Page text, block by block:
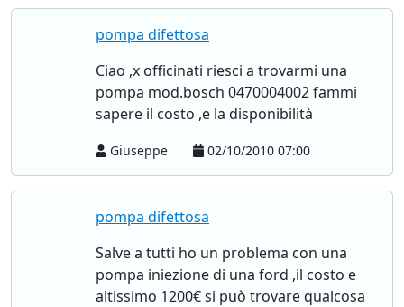
pompa difettosa
Ciao ,x officinati riesci a trovarmi una
pompa mod.bosch 0470004002 fammi
sapere il costo ,e la disponibilità
Giuseppe 02/10/2010 07:00
pompa difettosa
Salve a tutti ho un problema con una
pompa iniezione di una ford ,il costo e
altissimo 1200€ si può trovare qualcosa